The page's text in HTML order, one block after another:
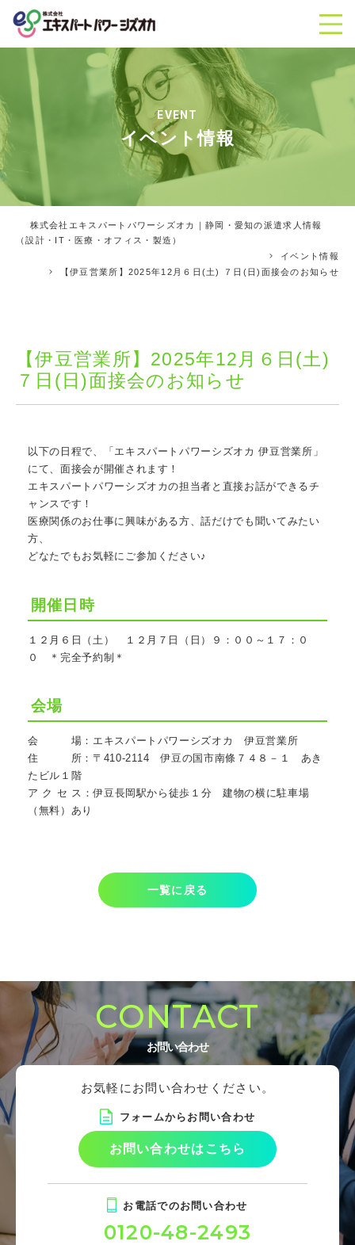
EVENT
イベント情報
株式会社エキスパートパワーシズオカ｜静岡・愛知の派遣求人情報
（設計・IT・医療・オフィス・製造）
イベント情報
【伊豆営業所】2025年12月６日(土) ７日(日)面接会のお知らせ
【伊豆営業所】2025年12月６日(土)
７日(日)面接会のお知らせ
以下の日程で、「エキスパートパワーシズオカ 伊豆営業所」
にて、面接会が開催されます！
エキスパートパワーシズオカの担当者と直接お話ができるチ
ャンスです！
医療関係のお仕事に興味がある方、話だけでも聞いてみたい
方、
どなたでもお気軽にご参加ください♪
開催日時
１２月６日（土）　１２月７日（日）９：００～１７：０
０　＊完全予約制＊
会場
会　　　場：エキスパートパワーシズオカ　伊豆営業所
住　　　所：〒410-2114　伊豆の国市南條７４８－１　あき
たビル１階
ア ク セ ス：伊豆長岡駅から徒歩１分　建物の横に駐車場
（無料）あり
一覧に戻る
CONTACT
お問い合わせ
お気軽にお問い合わせください。
フォームからお問い合わせ
お問い合わせはこちら
お電話でのお問い合わせ
0120-48-2493